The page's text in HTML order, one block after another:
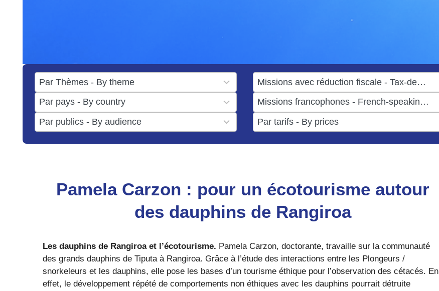
17
results
available
50
results
available
results
available
result
available
result
available
results
available
Pamela Carzon : pour un écotourisme autour
des dauphins de Rangiroa
Les dauphins de Rangiroa et l’écotourisme. Pamela Carzon, doctorante, travaille sur la communauté
des grands dauphins de Tiputa à Rangiroa. Grâce à l’étude des interactions entre les Plongeurs /
snorkeleurs et les dauphins, elle pose les bases d’un tourisme éthique pour l’observation des cétacés. En
effet, le développement répété de comportements non éthiques avec les dauphins pourrait détruite